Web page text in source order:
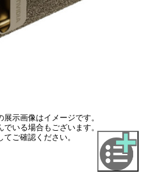
示画像はイメージです。
いる場合もございます。
てご確認ください。